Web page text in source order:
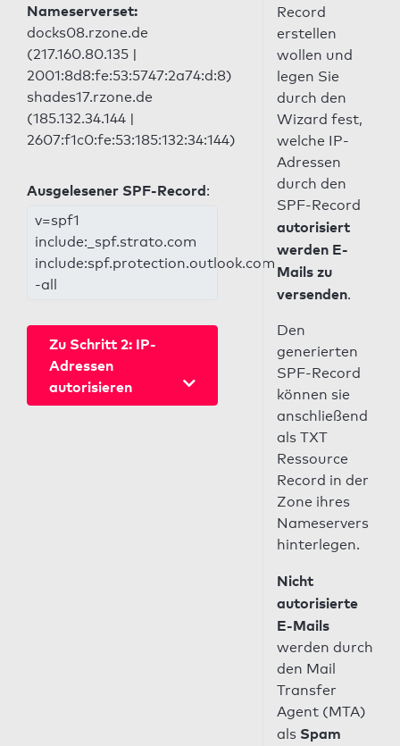
Nameserverset:
docks08.rzone.de
(217.160.80.135 |
2001:8d8:fe:53:5747:2a74:d:8)
shades17.rzone.de
(185.132.34.144 |
2607:f1c0:fe:53:185:132:34:144)
Ausgelesener SPF-Record:
v=spf1
include:_spf.strato.com
include:spf.protection.outlook.com
-all
Zu Schritt 2: IP-
Adressen
autorisieren
Record
erstellen
wollen und
legen Sie
durch den
Wizard fest,
welche IP-
Adressen
durch den
SPF-Record
autorisiert
werden E-
Mails zu
versenden.
Den
generierten
SPF-Record
können sie
anschließend
als TXT
Ressource
Record in der
Zone ihres
Nameservers
hinterlegen.
Nicht
autorisierte
E-Mails
werden durch
den Mail
Transfer
Agent (MTA)
als Spam